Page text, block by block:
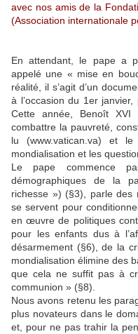
avec nos amis de la
(Association internationale
En attendant, le pape a
appelé une « mise en
réalité, il s’agit d’un
à l’occasion du 1er
Cette année, Benoît
combattre la pauvreté,
lu (www.vatican.va) et
mondialisation et les
Le pape commence
démographiques de la
richesse ») (§3), parle des
se servent pour
en œuvre de politiques
pour les enfants dus à
désarmement (§6), de la
mondialisation élimine des
que cela ne suffit pas à
communion » (§8).
Nous avons retenu les
plus novateurs dans le
et, pour ne pas trahir la